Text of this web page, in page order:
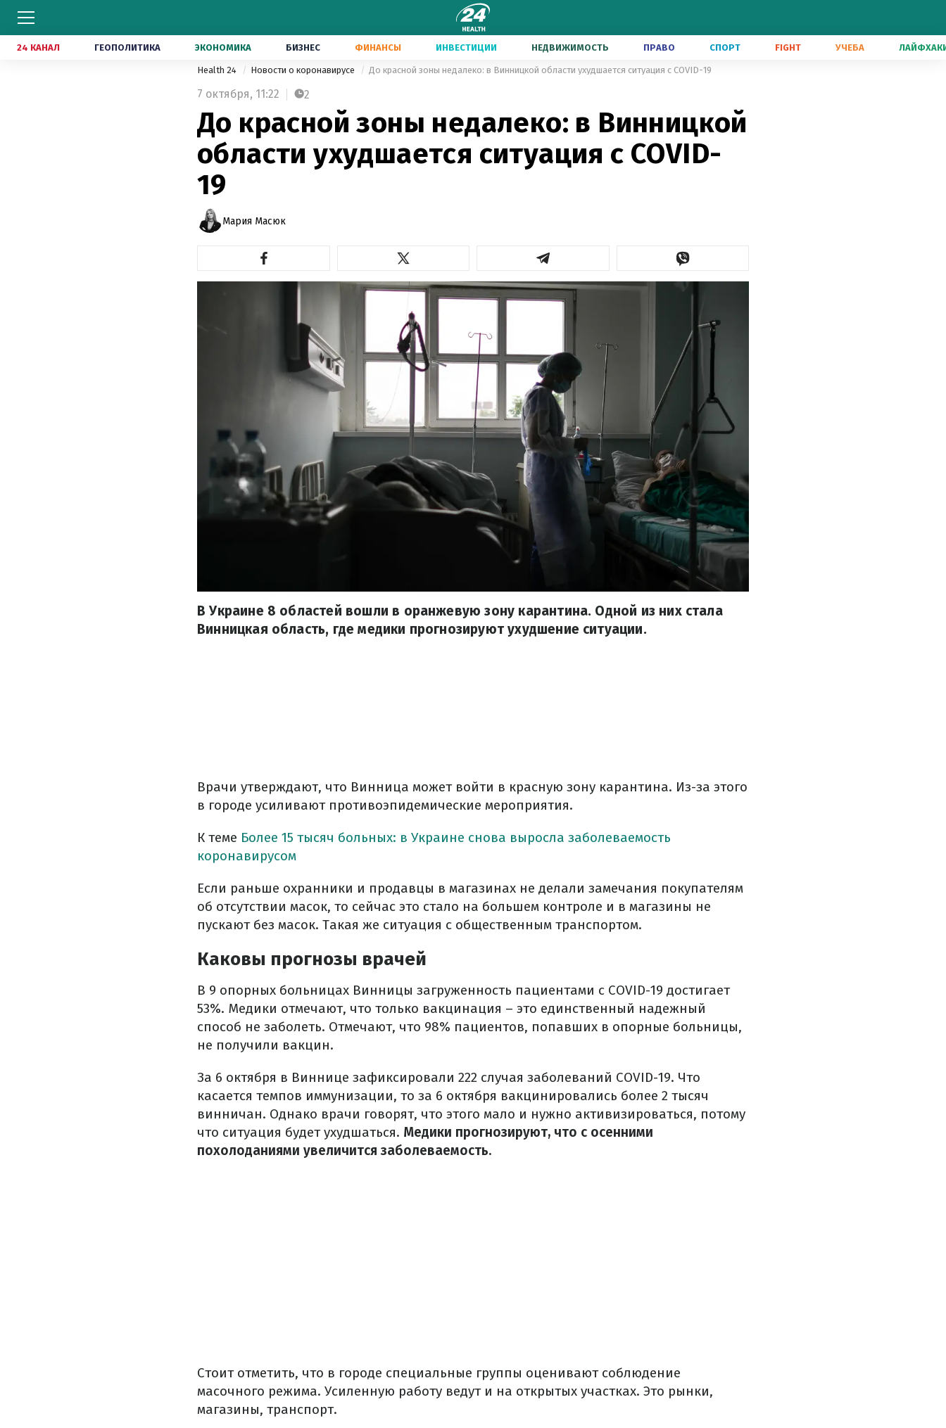
24 КАНАЛ ГЕОПОЛИТИКА ЭКОНОМИКА БИЗНЕС ФИНАНСЫ ИНВЕСТИЦИИ НЕДВИЖИМОСТЬ ПРАВО СПОРТ FIGHT УЧЕБА
Health 24 Новости о коронавирусе До красной зоны недалеко: в Винницкой области ухудшается ситуация с COVID-19
7 октября, 11:22 2
До красной зоны недалеко: в Винницкой
области ухудшается ситуация с COVID-
19
Мария Масюк
В Украине 8 областей вошли в оранжевую зону карантина. Одной из них стала
Винницкая область, где медики прогнозируют ухудшение ситуации.
Врачи утверждают, что Винница может войти в красную зону карантина. Из-за этого
в городе усиливают противоэпидемические мероприятия.
К теме Более 15 тысяч больных: в Украине снова выросла заболеваемость
коронавирусом
Если раньше охранники и продавцы в магазинах не делали замечания покупателям
об отсутствии масок, то сейчас это стало на большем контроле и в магазины не
пускают без масок. Такая же ситуация с общественным транспортом.
Каковы прогнозы врачей
В 9 опорных больницах Винницы загруженность пациентами с COVID-19 достигает
53%. Медики отмечают, что только вакцинация – это единственный надежный
способ не заболеть. Отмечают, что 98% пациентов, попавших в опорные больницы,
не получили вакцин.
За 6 октября в Виннице зафиксировали 222 случая заболеваний COVID-19. Что
касается темпов иммунизации, то за 6 октября вакцинировались более 2 тысяч
винничан. Однако врачи говорят, что этого мало и нужно активизироваться, потому
что ситуация будет ухудшаться. Медики прогнозируют, что с осенними
похолоданиями увеличится заболеваемость.
Стоит отметить, что в городе специальные группы оценивают соблюдение
масочного режима. Усиленную работу ведут и на открытых участках. Это рынки,
магазины, транспорт.